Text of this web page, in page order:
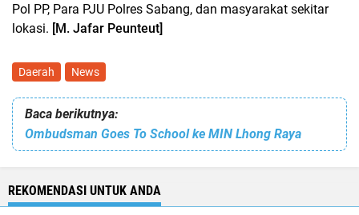
Pol PP, Para PJU Polres Sabang, dan masyarakat sekitar
lokasi. [M. Jafar Peunteut]
Daerah News
Baca berikutnya:
Ombudsman Goes To School ke MIN Lhong Raya
REKOMENDASI UNTUK ANDA